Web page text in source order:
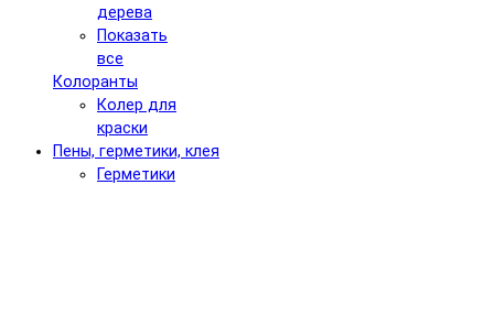
дерева
Показать
все
Колоранты
Колер для
краски
Пены, герметики, клея
Герметики